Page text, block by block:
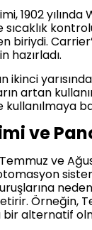
1902
biriydi.
hazırladı.
ikinci
artan
ve
ve
Örneğin,
bir alternatif